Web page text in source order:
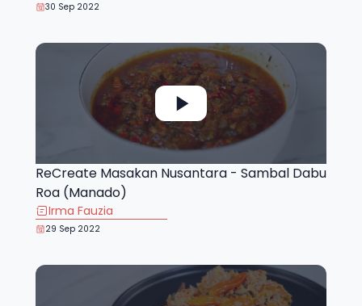
30 Sep 2022
ReCreate Masakan Nusantara - Sambal Dabu
Roa (Manado)
Irma Fauzia
29 Sep 2022